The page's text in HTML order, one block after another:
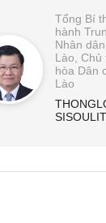
Tổng Bí
hành
Nhân
Lào, Chủ
hòa Dân
Lào